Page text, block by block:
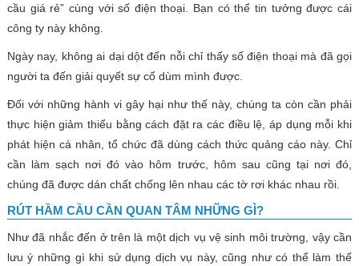
cầu giá rẻ” cùng với số điện thoại. Bạn có thể tin tưởng được cái
công ty này không.
Ngày nay, không ai dại dột đến nỗi chỉ thấy số điện thoại mà đã gọi
người ta đến giải quyết sự cố dùm mình được.
Đối với những hành vi gây hại như thế này, chúng ta còn cần phải
thực hiện giảm thiểu bằng cách đặt ra các điều lệ, áp dụng mỗi khi
phát hiện cá nhân, tổ chức đã dùng cách thức quảng cáo này. Chỉ
cần làm sạch nơi đó vào hôm trước, hôm sau cũng tại nơi đó,
chúng đã được dán chất chống lên nhau các tờ rơi khác nhau rồi.
RÚT HẦM CẦU CẦN QUAN TÂM NHỮNG GÌ?
Như đã nhắc đến ở trên là một dịch vụ vệ sinh môi trường, vậy cần
lưu ý những gì khi sử dụng dịch vụ này, cũng như có thể làm thế